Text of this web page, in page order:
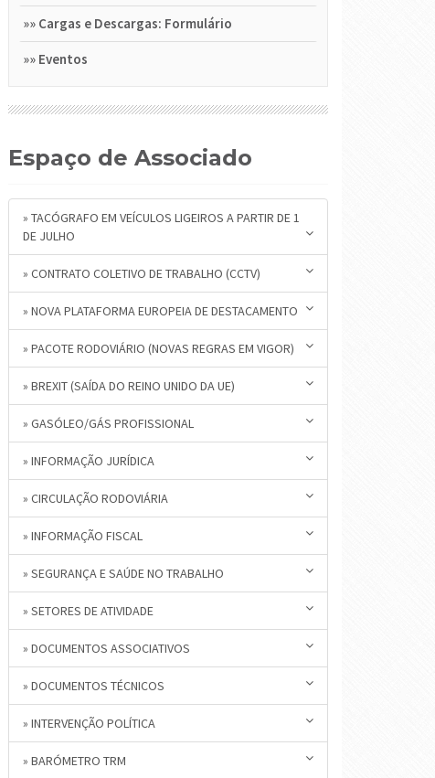
»» Cargas e Descargas: Formulário
»» Eventos
Espaço de Associado
» TACÓGRAFO EM VEÍCULOS LIGEIROS A PARTIR DE 1
DE JULHO
» CONTRATO COLETIVO DE TRABALHO (CCTV)
» NOVA PLATAFORMA EUROPEIA DE DESTACAMENTO
» PACOTE RODOVIÁRIO (NOVAS REGRAS EM VIGOR)
» BREXIT (SAÍDA DO REINO UNIDO DA UE)
» GASÓLEO/GÁS PROFISSIONAL
» INFORMAÇÃO JURÍDICA
» CIRCULAÇÃO RODOVIÁRIA
» INFORMAÇÃO FISCAL
» SEGURANÇA E SAÚDE NO TRABALHO
» SETORES DE ATIVIDADE
» DOCUMENTOS ASSOCIATIVOS
» DOCUMENTOS TÉCNICOS
» INTERVENÇÃO POLÍTICA
» BARÓMETRO TRM